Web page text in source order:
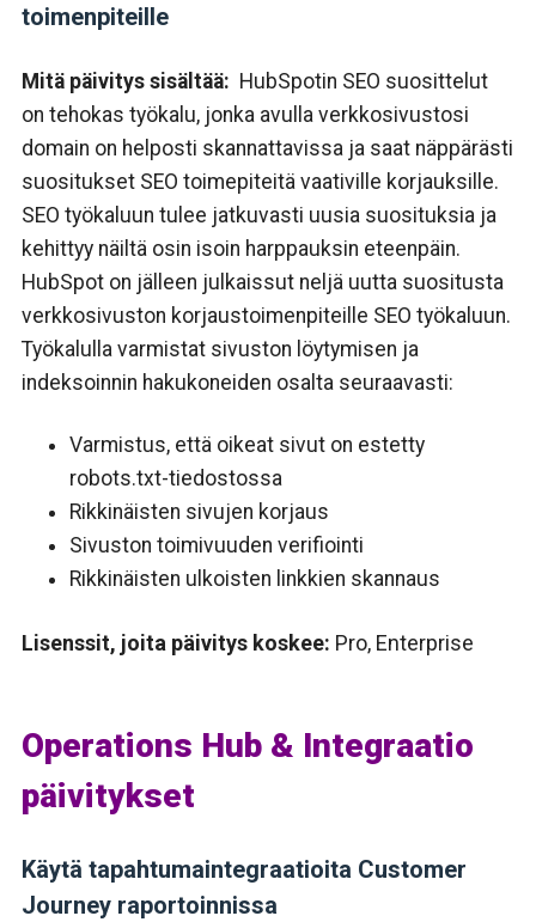
toimenpiteille
Mitä päivitys sisältää: HubSpotin SEO suosittelut
on tehokas työkalu, jonka avulla verkkosivustosi
domain on helposti skannattavissa ja saat näppärästi
suositukset SEO toimepiteitä vaativille korjauksille.
SEO työkaluun tulee jatkuvasti uusia suosituksia ja
kehittyy näiltä osin isoin harppauksin eteenpäin.
HubSpot on jälleen julkaissut neljä uutta suositusta
verkkosivuston korjaustoimenpiteille SEO työkaluun.
Työkalulla varmistat sivuston löytymisen ja
indeksoinnin hakukoneiden osalta seuraavasti:
Varmistus, että oikeat sivut on estetty
robots.txt-tiedostossa
Rikkinäisten sivujen korjaus
Sivuston toimivuuden verifiointi
Rikkinäisten ulkoisten linkkien skannaus
Lisenssit, joita päivitys koskee: Pro, Enterprise
Operations Hub & Integraatio
päivitykset
Käytä tapahtumaintegraatioita Customer
Journey raportoinnissa